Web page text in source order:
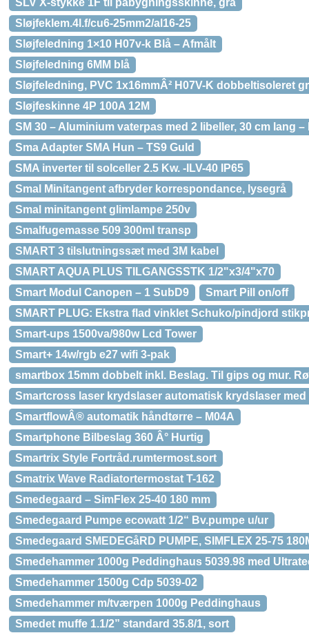
SLV X-stykke 1F til påbygningsskinne, grå
Sløjfeklem.4l.f/cu6-25mm2/al16-25
Sløjfeledning 1×10 H07v-k Blå – Afmålt
Sløjfeledning 6MM blå
Sløjfeledning, PVC 1x16mmÂ² H07V-K dobbeltisoleret
Sløjfeskinne 4P 100A 12M
SM 30 – Aluminium vaterpas med 2 libeller, 30 cm lang
Sma Adapter SMA Hun – TS9 Guld
SMA inverter til solceller 2.5 Kw. -ILV-40 IP65
Smal Minitangent afbryder korrespondance, lysegrå
Smal minitangent glimlampe 250v
Smalfugemasse 509 300ml transp
SMART 3 tilslutningssæt med 3M kabel
SMART AQUA PLUS TILGANGSSTK 1/2"x3/4"x70
Smart Modul Canopen – 1 SubD9
Smart Pill on/off
SMART PLUG: Ekstra flad vinklet Schuko/pindjord
Smart-ups 1500va/980w Lcd Tower
Smart+ 14w/rgb e27 wifi 3-pak
smartbox 15mm dobbelt inkl. Beslag. Til gips og mur.
Smartcross laser krydslaser automatisk krydslaser
SmartflowÂ® automatik håndtørre – M04A
Smartphone Bilbeslag 360 Â° Hurtig
Smartrix Style Fortråd.rumtermost.sort
Smatrix Wave Radiatortermostat T-162
Smedegaard – SimFlex 25-40 180 mm
Smedegaard Pumpe ecowatt 1/2“ Bv.pumpe u/ur
Smedegaard SMEDEGåRD PUMPE, SIMFLEX 25-75
Smedehammer 1000g Peddinghaus 5039.98 med
Smedehammer 1500g Cdp 5039-02
Smedehammer m/tværpen 1000g Peddinghaus
Smedet muffe 1.1/2” standard 35.8/1, sort